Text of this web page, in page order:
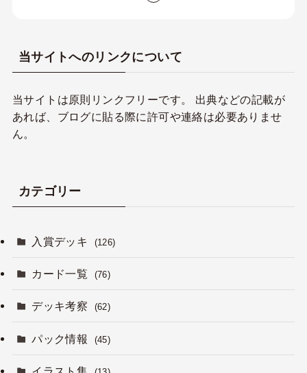
当サイトへのリンクについて
当サイトは原則リンクフリーです。 出典などの記載が
あれば、ブログに貼る際に許可や連絡は必要ありませ
ん。
カテゴリー
入賞デッキ (126)
カード一覧 (76)
デッキ考察 (62)
パック情報 (45)